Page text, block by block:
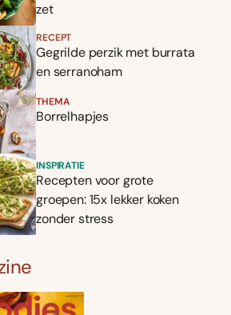
zet
RECEPT
Gegrilde perzik met burrata
en serranoham
THEMA
Borrelhapjes
INSPIRATIE
Recepten voor grote
groepen: 15x lekker koken
zonder stress